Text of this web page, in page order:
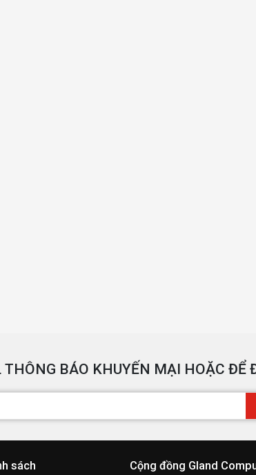
BÁO KHUYẾN MẠI HOẶC ĐỂ
sách Cộng đồng Gland